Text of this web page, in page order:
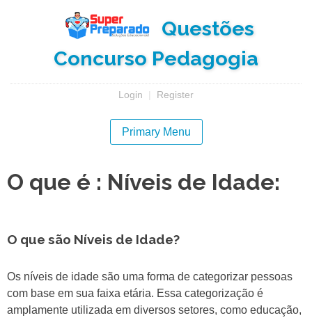
Questões
Concurso Pedagogia
Login | Register
Primary Menu
O que é : Níveis de Idade:
O que são Níveis de Idade?
Os níveis de idade são uma forma de categorizar pessoas
com base em sua faixa etária. Essa categorização é
amplamente utilizada em diversos setores, como educação,